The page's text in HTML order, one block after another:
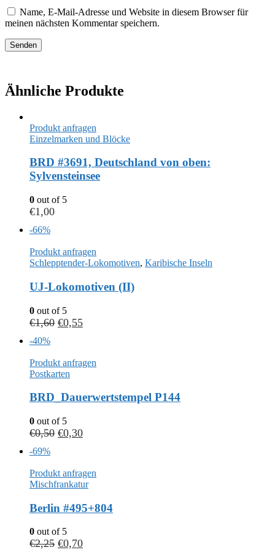
Name, E-Mail-Adresse und Website in diesem Browser für
meinen nächsten Kommentar speichern.
Ähnliche Produkte
Produkt anfragen
Einzelmarken und Blöcke
BRD #3691, Deutschland von oben:
Sylvensteinsee
0 out of 5
€1,00
-66%
Produkt anfragen
Schlepptender-Lokomotiven, Karibische Inseln
UJ-Lokomotiven (II)
0 out of 5
€1,60 €0,55
-40%
Produkt anfragen
Postkarten
BRD_Dauerwertstempel P144
0 out of 5
€0,50 €0,30
-69%
Produkt anfragen
Mischfrankatur
Berlin #495+804
0 out of 5
€2,25 €0,70